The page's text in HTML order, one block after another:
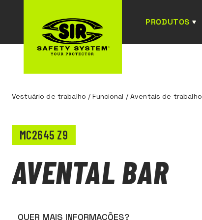
PRODUTOS
Vestuário de trabalho /Funcional /Aventais de trabalho
MC2645 Z9
AVENTAL BAR
QUER MAIS INFORMAÇÕES?